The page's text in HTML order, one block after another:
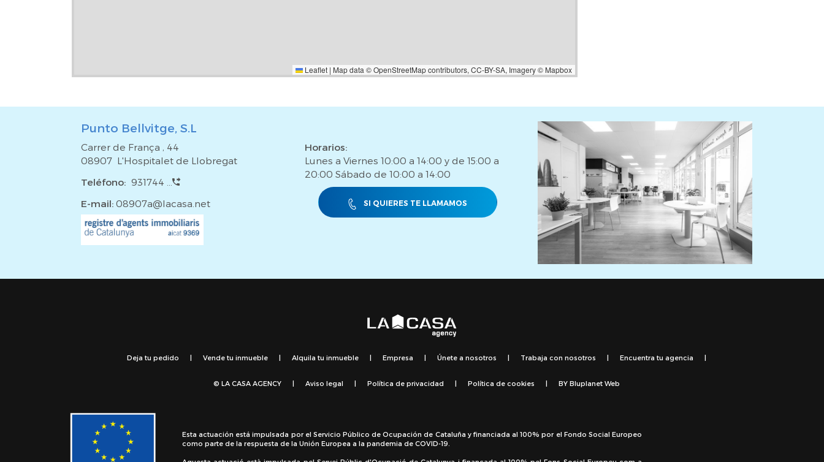
Leaflet | Map data ©OpenStreetMapcontributors, CC-BY-SA, Imagery © Mapbox
Punto Bellvitge, S.L
Carrer de França , 44
08907 L'Hospitalet de Llobregat
Teléfono: 931744 ...
E-mail: 08907a@lacasa.net
Horarios:
Lunes a Viernes 10:00 a 14:00 y de 15:00 a
20:00 Sábado de 10:00 a 14:00
SI QUIERES TE LLAMAMOS
Deja tu pedido | Vende tu inmueble | Alquila tu inmueble | Empresa | Únete a nosotros | Trabaja con nosotros | Encuentra tu agencia |
© LA CASA AGENCY | Aviso legal | Política de privacidad | Política de cookies | BY Bluplanet Web
Esta actuación está impulsada por el Servicio Público de Ocupación de Cataluña y financiada al 100% por el Fondo Social Europeo
como parte de la respuesta de la Unión Europea a la pandemia de COVID-19.